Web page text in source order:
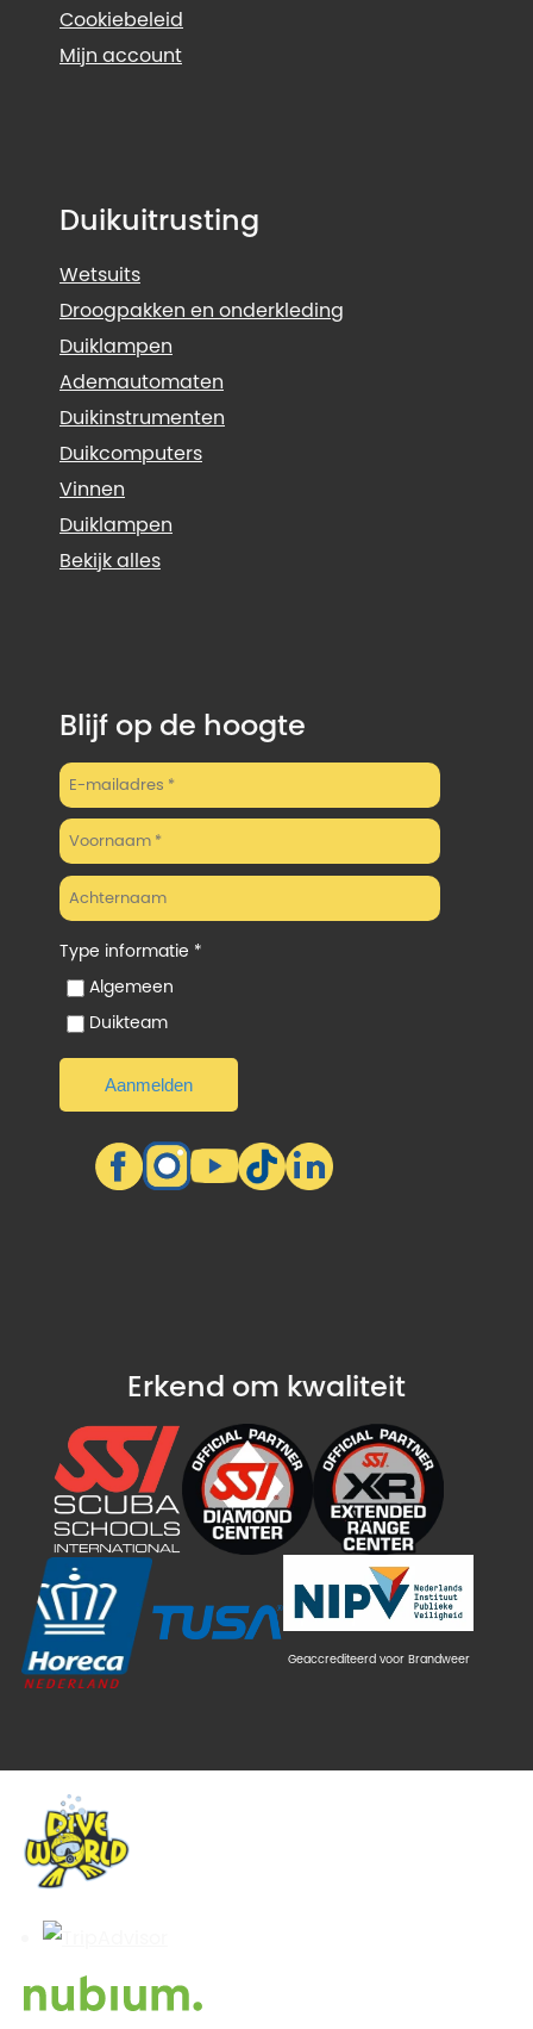
Cookiebeleid
Mijn account
Duikuitrusting
Wetsuits
Droogpakken en onderkleding
Duiklampen
Ademautomaten
Duikinstrumenten
Duikcomputers
Vinnen
Duiklampen
Bekijk alles
Blijf op de hoogte
Type informatie *
Algemeen
Duikteam
Erkend om kwaliteit
Geaccrediteerd voor Brandweer